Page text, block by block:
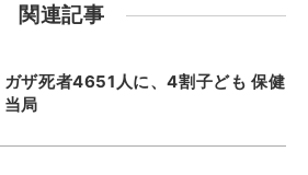
関連記事
ガザ死者4651人に、4割子ども 保健
当局